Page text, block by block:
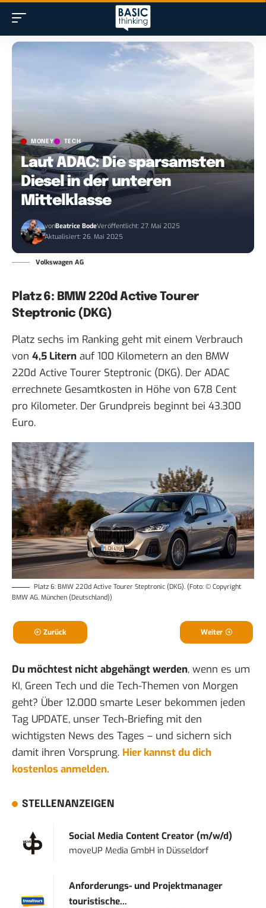
MONEY TECH
Laut ADAC: Die sparsamsten
Diesel in der unteren
Mittelklasse
vonBeatrice BodeVeröffentlicht: 27. Mai 2025
Aktualisiert: 26. Mai 2025
Volkswagen AG
Platz 6: BMW 220d Active Tourer
Steptronic (DKG)
Platz sechs im Ranking geht mit einem Verbrauch
von 4,5 Litern auf 100 Kilometern an den BMW
220d Active Tourer Steptronic (DKG). Der ADAC
errechnete Gesamtkosten in Höhe von 67,8 Cent
pro Kilometer. Der Grundpreis beginnt bei 43.300
Euro.
Platz 6: BMW 220d Active Tourer Steptronic (DKG). (Foto: © Copyright
BMW AG, München (Deutschland))
Zurück Weiter
Du möchtest nicht abgehängt werden, wenn es um
KI, Green Tech und die Tech-Themen von Morgen
geht? Über 12.000 smarte Leser bekommen jeden
Tag UPDATE, unser Tech-Briefing mit den
wichtigsten News des Tages – und sichern sich
damit ihren Vorsprung. Hier kannst du dich
kostenlos anmelden.
STELLENANZEIGEN
Social Media Content Creator (m/w/d)
moveUP Media GmbH in Düsseldorf
Anforderungs- und Projektmanager
touristische...